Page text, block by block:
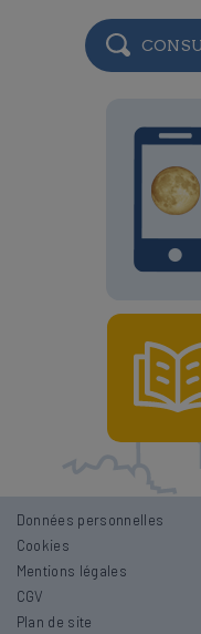
Données personnelles
Cookies
Mentions légales
CGV
Plan de site